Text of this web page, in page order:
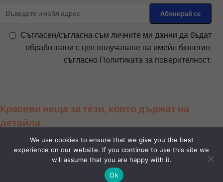
Съгласен/съгласна съм личните ми данни да бъдат
обработвани с цел получаване на имейл бюлетин,
съгласно Политиката за поверителност.
Красиви неща за тези, които държат на
детайла
Сподели ни:
Магазин
We use cookies to ensure that we give you the best
experience on our website. If you continue to use this site we
will assume that you are happy with it.
Ok